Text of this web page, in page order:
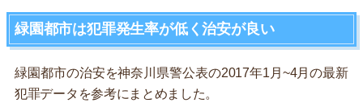
緑園都市は犯罪発生率が低く治安が良い
緑園都市の治安を神奈川県警公表の2017年1月~4月の最新
犯罪データを参考にまとめました。